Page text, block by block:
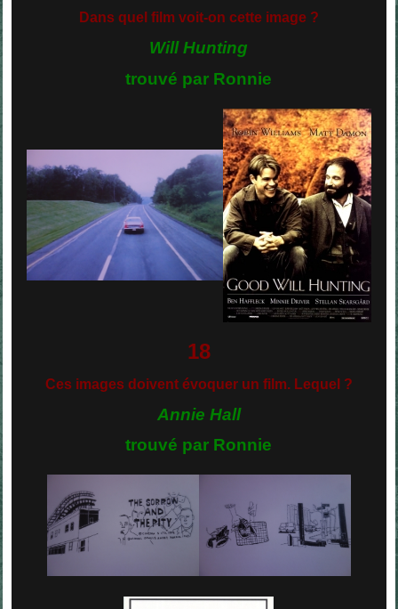
Dans quel film voit-on cette image ?
Will Hunting
trouvé par Ronnie
18
Ces images doivent évoquer un film. Lequel ?
Annie Hall
trouvé par Ronnie